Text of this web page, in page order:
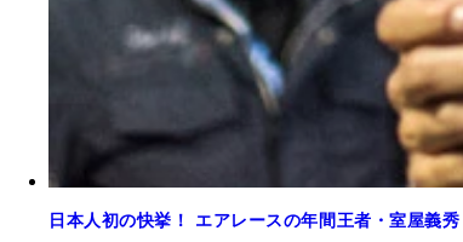
日本人初の快挙！ エアレースの年間王者・室屋義